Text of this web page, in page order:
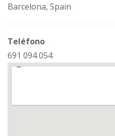
Barcelona, Spain
Teléfono
691 094 054